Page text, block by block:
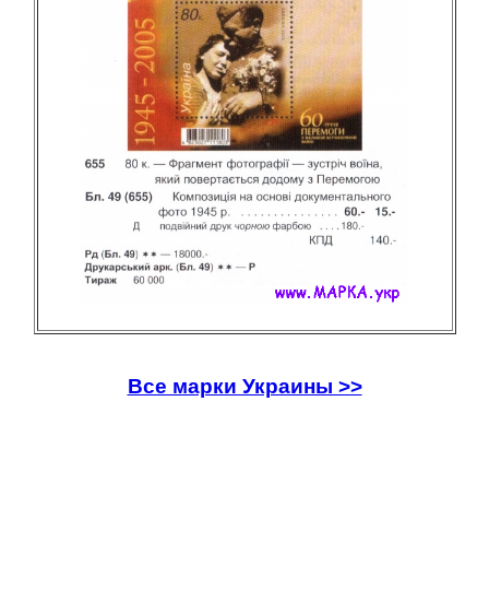
Все марки Украины >>